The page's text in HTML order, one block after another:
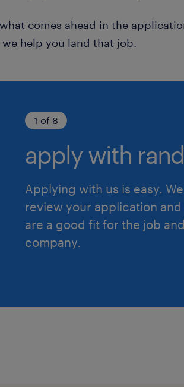
comes ahead in the
we help you land that job.
1 of 8
apply with
Applying with us is easy.
review your application and
are a good fit for the job
company.